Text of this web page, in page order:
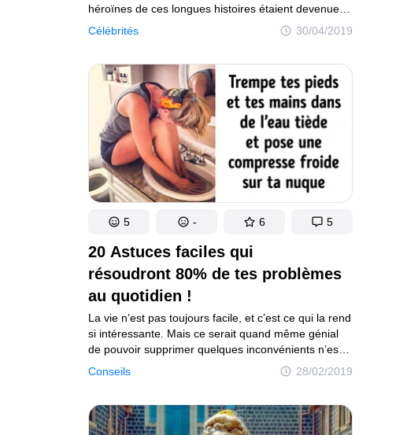
Célébrités 30/04/2019
héroïnes de ces longues histoires étaient devenues
des exemples, des idéaux de beauté et des icônes
de la mode : qui n’a pas rêvé d’avoir l’apparence
de la “muñeca brava” ou l’intelligence de Scully ? Et,
bien sûr, de vivre le grand amour réciproque
et bouleversant que chacune de ces héroïnes ont
éprouvé sur les écrans.
20 Astuces faciles qui
résoudront 80% de tes problèmes
au quotidien !
Conseils 28/02/2019
La vie n’est pas toujours facile, et c’est ce qui la rend
si intéressante. Mais ce serait quand même génial
de pouvoir supprimer quelques inconvénients n’est-
ce pas ? Par exemple, les maux de tête au moment
le plus inapproprié, la tentation de manger un pot
débarque à l’improviste à la fin d’une grosse journée
de travail...
5 - 6 5